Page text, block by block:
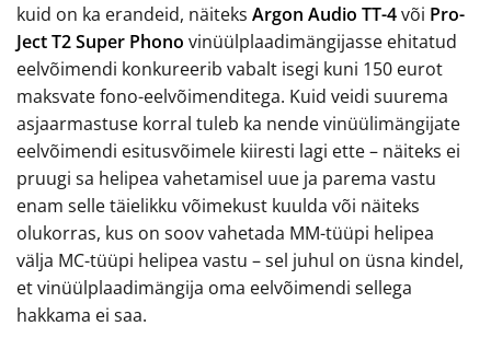
kuid on ka erandeid, näiteks Argon Audio TT-4või Pro-
Ject T2 Super Phono vinüülplaadimängijasse ehitatud
eelvõimendi konkureerib vabalt isegi kuni 150 eurot
maksvate fono-eelvõimenditega. Kuid veidi suurema
asjaarmastuse korral tuleb ka nende vinüülimängijate
eelvõimendi esitusvõimele kiiresti lagi ette – näiteks ei
pruugi sa helipea vahetamisel uue ja parema vastu
enam selle täielikku võimekust kuulda või näiteks
olukorras, kus on soov vahetada MM-tüüpi helipea
välja MC-tüüpi helipea vastu – sel juhul on üsna kindel,
et vinüülplaadimängija oma eelvõimendi sellega
hakkama ei saa.